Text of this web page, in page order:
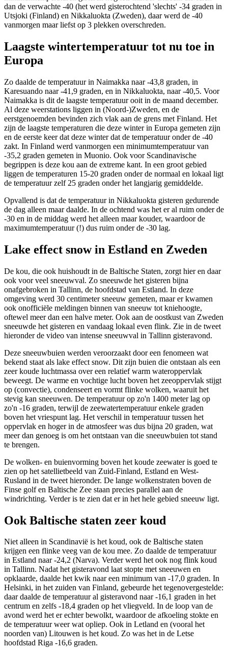
dan de verwachte -40 (het werd gisterochtend 'slechts' -34 graden in
Utsjoki (Finland) en Nikkaluokta (Zweden), daar werd de -40
vanmorgen maar liefst op 3 plekken overschreden.
Laagste wintertemperatuur tot nu toe in
Europa
Zo daalde de temperatuur in Naimakka naar -43,8 graden, in
Karesuando naar -41,9 graden, en in Nikkaluokta, naar -40,5. Voor
Naimakka is dit de laagste temperatuur ooit in de maand december.
Al deze weerstations liggen in (Noord-)Zweden, en de
eerstgenoemden bevinden zich vlak aan de grens met Finland. Het
zijn de laagste temperaturen die deze winter in Europa gemeten zijn
en de eerste keer dat deze winter dat de temperatuur onder de -40
zakt. In Finland werd vanmorgen een minimumtemperatuur van
-35,2 graden gemeten in Muonio. Ook voor Scandinavische
begrippen is deze kou aan de extreme kant. In een groot gebied
liggen de temperaturen 15-20 graden onder de normaal en lokaal ligt
de temperatuur zelf 25 graden onder het langjarig gemiddelde.
Opvallend is dat de temperatuur in Nikkaluokta gisteren gedurende
de dag alleen maar daalde. In de ochtend was het er al ruim onder de
-30 en in de middag werd het alleen maar kouder, waardoor de
maximumtemperatuur (!) dus ruim onder de -30 lag.
Lake effect snow in Estland en Zweden
De kou, die ook huishoudt in de Baltische Staten, zorgt hier en daar
ook voor veel sneeuwval. Zo sneeuwde het gisteren bijna
onafgebroken in Tallinn, de hoofdstad van Estland. In deze
omgeving werd 30 centimeter sneeuw gemeten, maar er kwamen
ook onofficiële meldingen binnen van sneeuw tot kniehoogte,
oftewel meer dan een halve meter. Ook aan de oostkust van Zweden
sneeuwde het gisteren en vandaag lokaal even flink. Zie in de tweet
hieronder de video van intense sneeuwval in Tallinn gisteravond.
Deze sneeuwbuien werden veroorzaakt door een fenomeen wat
bekend staat als lake effect snow. Dit zijn buien die ontstaan als een
zeer koude luchtmassa over een relatief warm wateroppervlak
beweegt. De warme en vochtige lucht boven het zeeoppervlak stijgt
op (convectie), condenseert en vormt flinke wolken, waaruit het
stevig kan sneeuwen. De temperatuur op zo'n 1400 meter lag op
zo'n -16 graden, terwijl de zeewatertemperatuur enkele graden
boven het vriespunt lag. Het verschil in temperatuur tussen het
oppervlak en hoger in de atmosfeer was dus bijna 20 graden, wat
meer dan genoeg is om het ontstaan van die sneeuwbuien tot stand
te brengen.
De wolken- en buienvorming boven het koude zeewater is goed te
zien op het satellietbeeld van Zuid-Finland, Estland en West-
Rusland in de tweet hieronder. De lange wolkenstraten boven de
Finse golf en Baltische Zee staan precies parallel aan de
windrichting. Verder is te zien dat er in het hele gebied sneeuw ligt.
Ook Baltische staten zeer koud
Niet alleen in Scandinavië is het koud, ook de Baltische staten
krijgen een flinke veeg van de kou mee. Zo daalde de temperatuur
in Estland naar -24,2 (Narva). Verder werd het ook nog flink koud
in Tallinn. Nadat het gisteravond laat stopte met sneeuwen en
opklaarde, daalde het kwik naar een minimum van -17,0 graden. In
Helsinki, in het zuiden van Finland, gebeurde het tegenovergestelde:
daar daalde de temperatuur al gisteravond naar -16,1 graden in het
centrum en zelfs -18,4 graden op het vliegveld. In de loop van de
avond werd het er echter bewolkt, waardoor de afkoeling stokte en
de temperatuur weer wat opliep. Ook in Letland en (vooral het
noorden van) Litouwen is het koud. Zo was het in de Letse
hoofdstad Riga -16,6 graden.